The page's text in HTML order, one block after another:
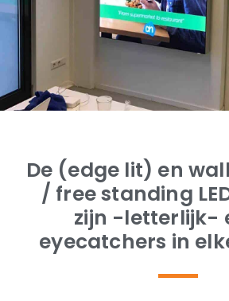
De (edge lit) en
/ free standing
zijn -letterlijk-
eyecatchers in